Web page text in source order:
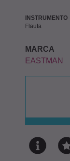
INSTRUMENTO
Flauta
MARCA
EASTMAN